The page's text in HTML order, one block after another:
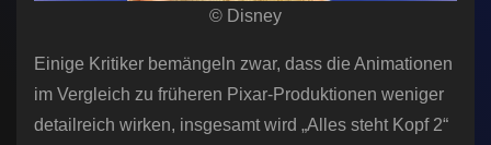
© Disney
Einige Kritiker bemängeln zwar, dass die Animationen
im Vergleich zu früheren Pixar-Produktionen weniger
detailreich wirken, insgesamt wird „Alles steht Kopf 2“